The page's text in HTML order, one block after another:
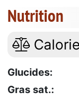
Nutrition
Glucides:
Gras sat.: